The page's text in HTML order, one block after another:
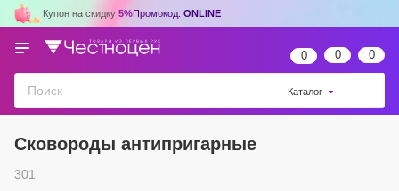
Купон на скидку 5%Промокод: ONLINE
0 0 0
Каталог
Сковороды антипригарные
301